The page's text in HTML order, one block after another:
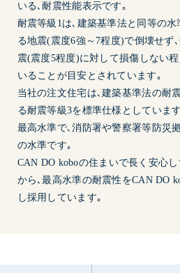
いる､耐震性能表示です｡
耐震等級1は､建築基準法と同等の
る地震(震度6強～7程度)で倒壊せず
震(震度5程度)に対して損傷しない
いることが目安とされています｡
当社の注文住宅は､建築基準法の耐
る耐震等級3を標準仕様としていま
最高水準で､消防署や警察署等防災
の水準です｡
CAN DO koboの住まいで長く安心
から､最高水準の耐震性をCAN DO
し採用しています｡